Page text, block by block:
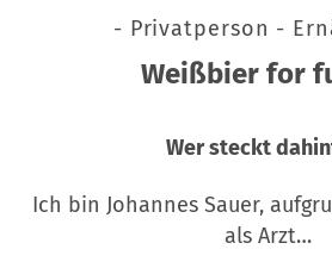
- Privatperson -
Weißbier for
Wer steckt
Ich bin Johannes Sauer,
als Arzt…